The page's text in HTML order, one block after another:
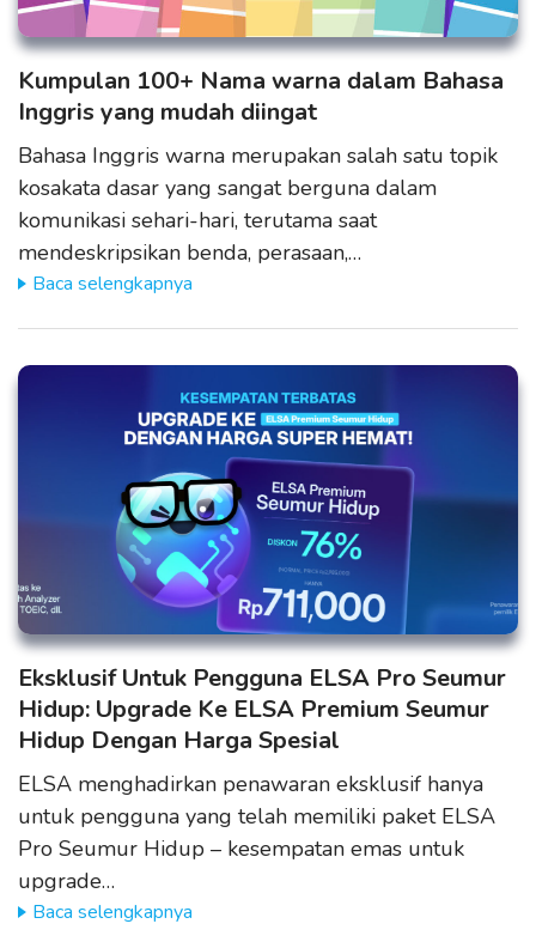
Kumpulan 100+ Nama warna dalam Bahasa
Inggris yang mudah diingat
Bahasa Inggris warna merupakan salah satu topik
kosakata dasar yang sangat berguna dalam
komunikasi sehari-hari, terutama saat
mendeskripsikan benda, perasaan,…
Baca selengkapnya
Eksklusif Untuk Pengguna ELSA Pro Seumur
Hidup: Upgrade Ke ELSA Premium Seumur
Hidup Dengan Harga Spesial
ELSA menghadirkan penawaran eksklusif hanya
untuk pengguna yang telah memiliki paket ELSA
Pro Seumur Hidup – kesempatan emas untuk
upgrade…
Baca selengkapnya